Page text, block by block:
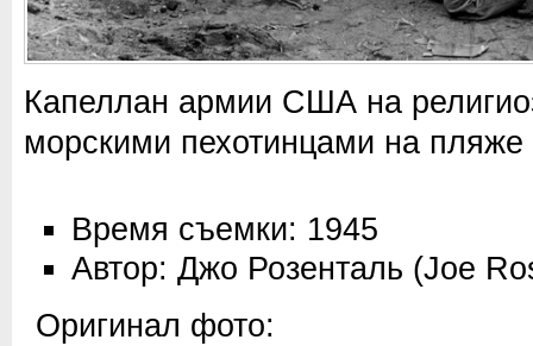
Капеллан армии США на
морскими пехотинцами на
Время съемки: 1945
Автор: Джо Розенталь (Joe
Оригинал фото: